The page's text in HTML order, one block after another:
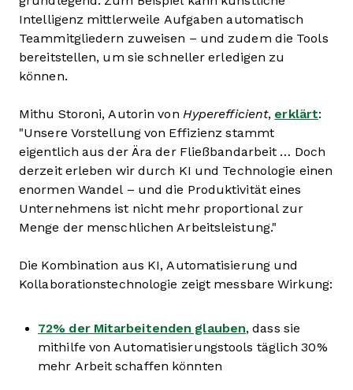
Intelligenz mittlerweile Aufgaben automatisch
Teammitgliedern zuweisen – und zudem die Tools
bereitstellen, um sie schneller erledigen zu
können.
Mithu Storoni, Autorin von Hyperefficient, erklärt:
"Unsere Vorstellung von Effizienz stammt
eigentlich aus der Ära der Fließbandarbeit … Doch
derzeit erleben wir durch KI und Technologie einen
enormen Wandel – und die Produktivität eines
Unternehmens ist nicht mehr proportional zur
Menge der menschlichen Arbeitsleistung."
Die Kombination aus KI, Automatisierung und
Kollaborationstechnologie zeigt messbare Wirkung:
72% der Mitarbeitenden glauben, dass sie
mithilfe von Automatisierungstools täglich 30%
mehr Arbeit schaffen könnten